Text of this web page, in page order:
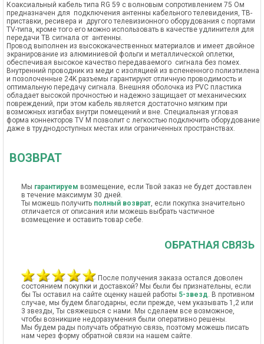
Коаксиальный кабель типа RG 59 с волновым сопротивлением 75 Ом
предназначен для подключения антенны кабельного телевидения, ТВ-
приставки, ресивера и другого телевизионного оборудования с портами
TV-типа, кроме того его можно использовать в качестве удлинителя для
передачи ТВ сигнала от антенны.
Провод выполнен из высококачественных материалов и имеет двойное
экранирование из алюминиевой фольги и металлической оплетки,
обеспечивая высокое качество передаваемого сигнала без помех.
Внутренний проводник из меди с изоляцией из вспененного полиэтилена
и позолоченные 24K разъемы гарантируют отличную проводимость и
оптимальную передачу сигнала. Внешняя оболочка из PVC пластика
обладает высокой прочностью и надежно защищает от механических
повреждений, при этом кабель является достаточно мягким при
возможных изгибах внутри помещений и вне. Специальная угловая
форма коннекторов TV M позволит с легкостью подключить оборудование
даже в труднодоступных местах или ограниченных пространствах.
ВОЗВРАТ
Мы гарантируем возмещение, если Твой заказ не будет доставлен
в течение максимум 30 дней.
Ты можешь получить полный возврат, если покупка значительно
отличается от описания или можешь выбрать частичное
возмещение и оставить товар себе.
ОБРАТНАЯ СВЯЗЬ
После получения заказа остался доволен
состоянием покупки и доставкой? Мы были бы признательны, если
бы Ты оставил на сайте оценку нашей работы 5-звезд. В противном
случае, мы будем благодарны, если прежде, чем указывать 1,2 или
3 звезды, Ты свяжешься с нами. Мы сделаем все возможное,
чтобы возникшие недоразумения были оперативно решены.
Мы будем рады получать обратную связь, поэтому можешь писать
нам через форму обратной связи на нашем сайте.